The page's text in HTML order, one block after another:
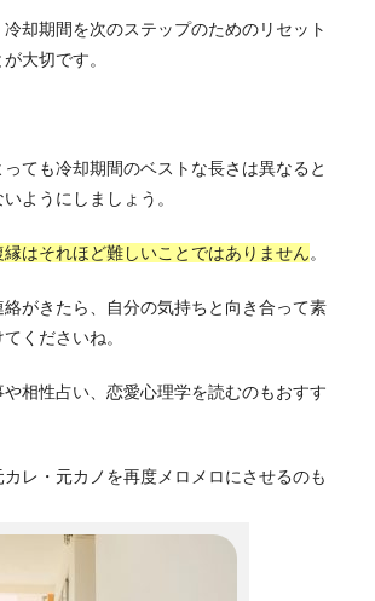
却期間を次のステップのためのリセット
大切です。
っても冷却期間のベストな長さは異なると
ようにしましょう。
はそれほど難しいことではありません。
絡がきたら、自分の気持ちと向き合って素
くださいね。
相性占い、恋愛心理学を読むのもおすす
レ・元カノを再度メロメロにさせるのも